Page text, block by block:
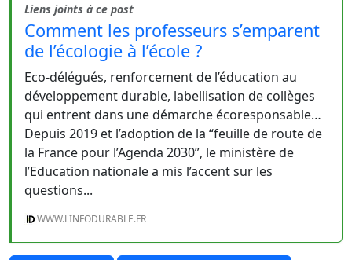
Liens joints à ce post
Comment les professeurs s’emparent
de l’écologie à l’école ?
Eco-délégués, renforcement de l’éducation au
développement durable, labellisation de collèges
qui entrent dans une démarche écoresponsable…
Depuis 2019 et l’adoption de la “feuille de route de
la France pour l’Agenda 2030”, le ministère de
l’Education nationale a mis l’accent sur les
questions...
WWW.LINFODURABLE.FR